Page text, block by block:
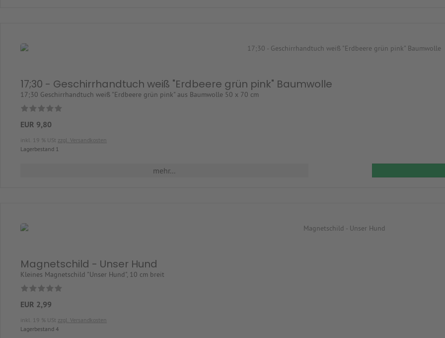
17;30 - Geschirrhandtuch weiß "Erdbeere grün pink" Baumwolle
17;30 Geschirrhandtuch weiß "Erdbeere grün pink" aus Baumwolle 50 x 70 cm
EUR 9,80
inkl. 19 % USt zzgl. Versandkosten
Lagerbestand 1
mehr...
Magnetschild - Unser Hund
Kleines Magnetschild "Unser Hund", 10 cm breit
EUR 2,99
inkl. 19 % USt zzgl. Versandkosten
Lagerbestand 4